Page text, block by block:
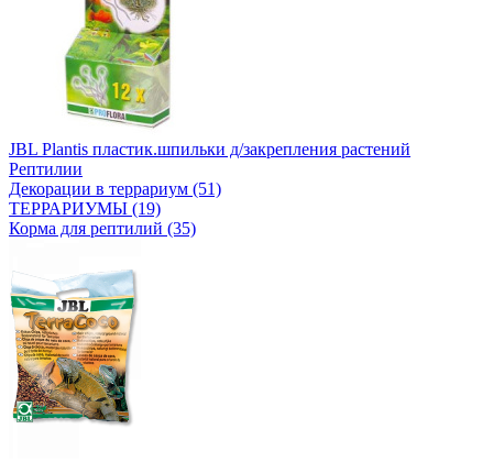
JBL Plantis пластик.шпильки д/закрепления растений
Рептилии
Декорации в террариум (51)
ТЕРРАРИУМЫ (19)
Корма для рептилий (35)